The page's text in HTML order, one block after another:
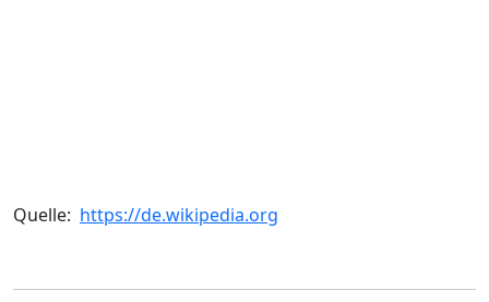
Quelle: https://de.wikipedia.org